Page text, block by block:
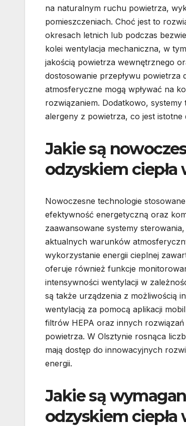
na naturalnym ruchu powietrza,
pomieszczeniach. Choć jest to
okresach letnich lub podczas
kolei wentylacja mechaniczna, w
jakością powietrza wewnętrznego
dostosowanie przepływu
atmosferyczne mogą wpływać na
rozwiązaniem. Dodatkowo,
alergeny z powietrza, co jest istotne
Jakie są
odzyskiem ciepła
Nowoczesne technologie
efektywność energetyczną oraz
zaawansowane systemy
aktualnych warunków
wykorzystanie energii cieplnej
oferuje również funkcje
intensywności wentylacji w
są także urządzenia z możliwością
wentylacją za pomocą aplikacji
filtrów HEPA oraz innych
powietrza. W Olsztynie rosnąca
mają dostęp do innowacyjnych
energii.
Jakie są
odzyskiem ciepła